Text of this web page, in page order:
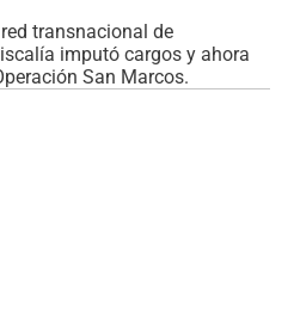
transnacional de
imputó cargos y ahora
San Marcos.